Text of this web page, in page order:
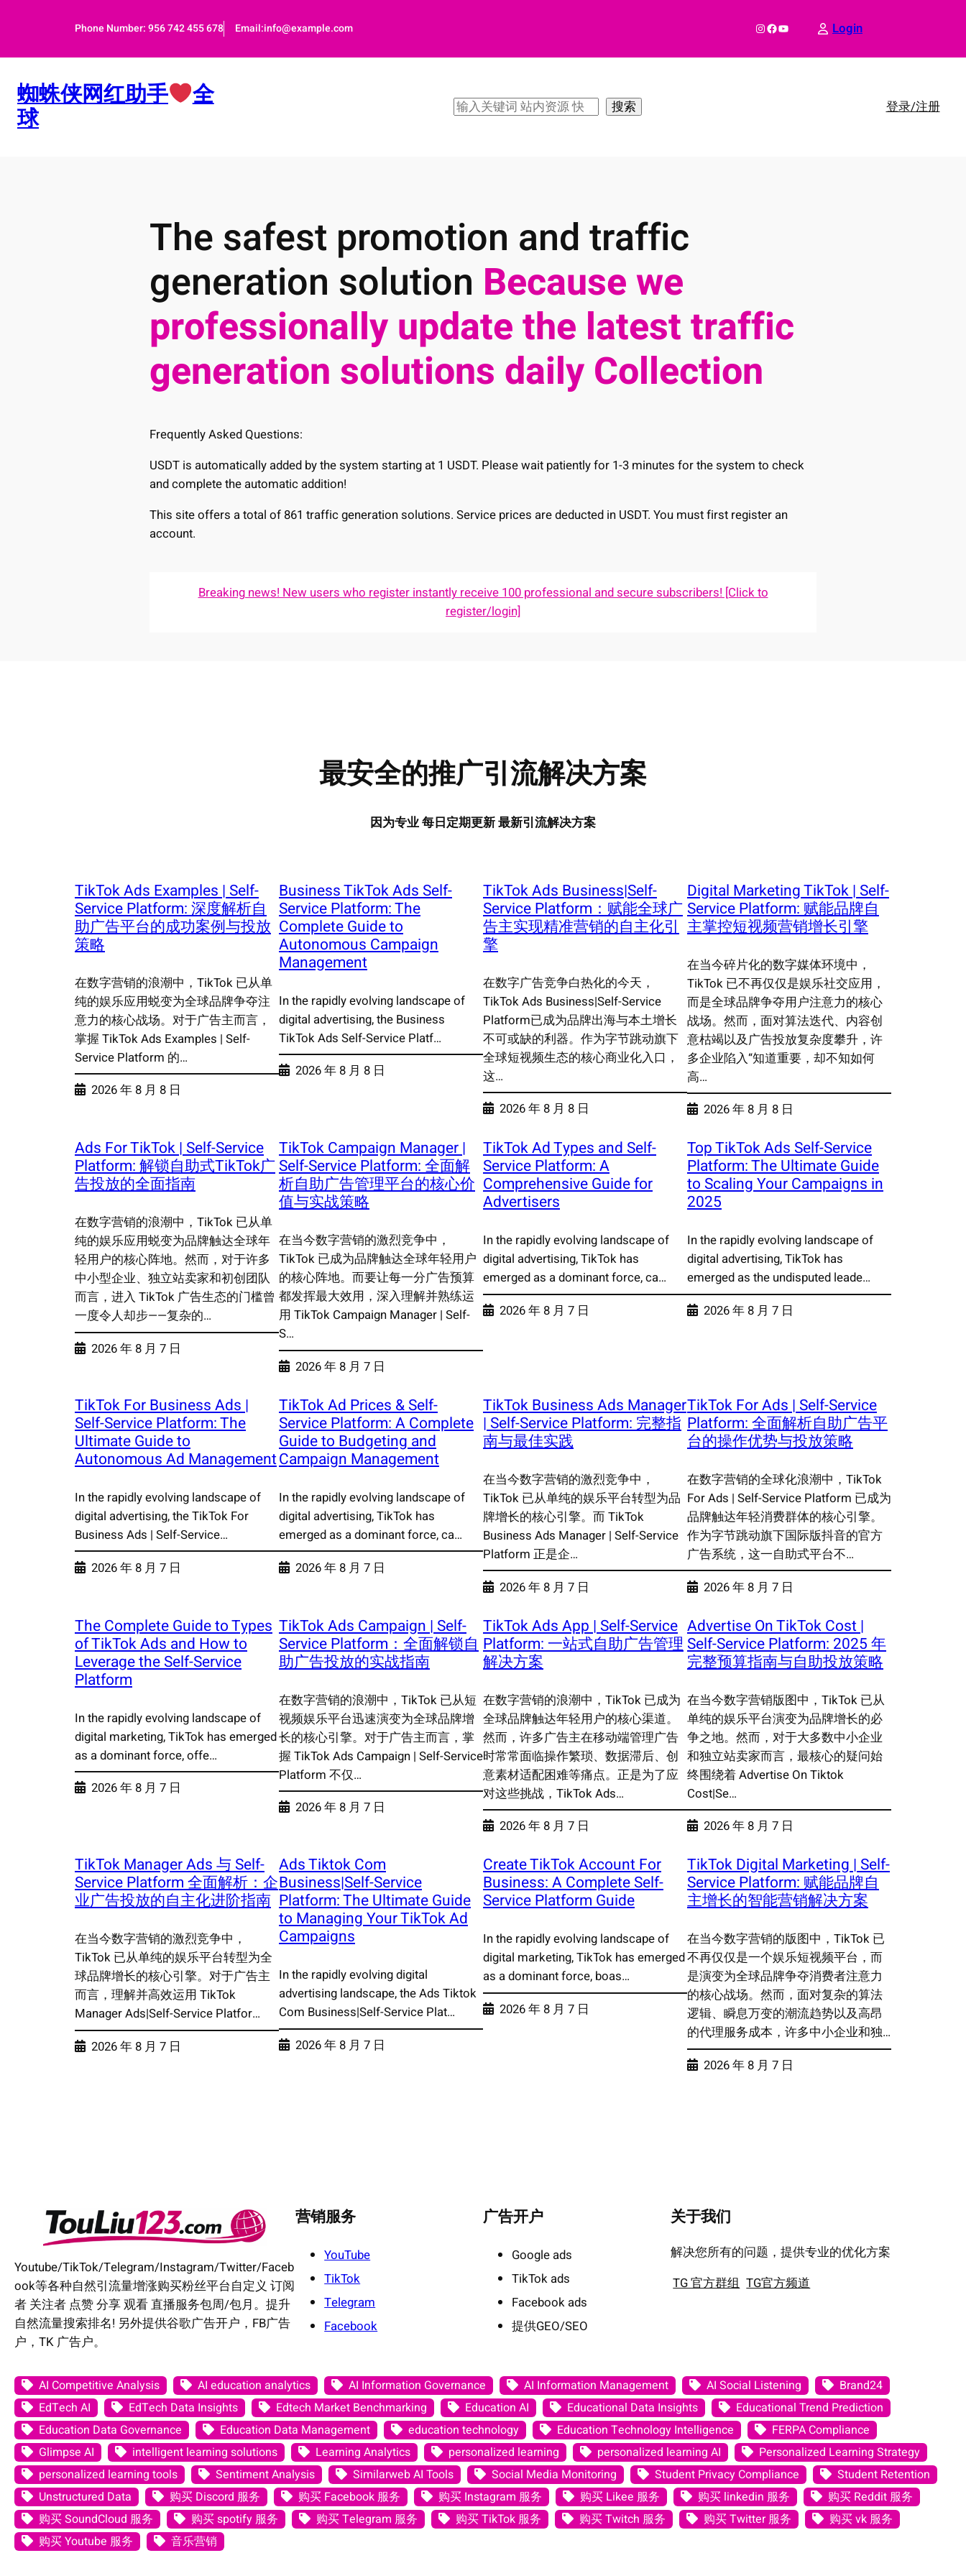
Phone Number: 956 742 455 678 Email:info@example.com InstagramFacebook YouTube Login
蜘蛛侠网红助手 全
球
搜
搜索 登录/注册
The safest promotion and traffic
generation solution Because we
professionally update the latest traffic
generation solutions daily Collection
Frequently Asked Questions:
USDT is automatically added by the system starting at 1 USDT. Please wait patiently for 1-3 minutes for the system to check
and complete the automatic addition!
This site offers a total of 861 traffic generation solutions. Service prices are deducted in USDT. You must first register an
account.
Breaking news! New users who register instantly receive 100 professional and secure subscribers! [Click to
register/login]
最安全的推广引流解决方案
因为专业 每日定期更新 最新引流解决方案
TikTok Ads Examples | Self-
Service Platform: 深度解析自
助广告平台的成功案例与投放
策略
在数字营销的浪潮中，TikTok 已从单
纯的娱乐应用蜕变为全球品牌争夺注
意力的核心战场。对于广告主而言，
掌握 TikTok Ads Examples | Self-
Service Platform 的…
2026 年 8 月 8 日
Business TikTok Ads Self-
Service Platform: The
Complete Guide to
Autonomous Campaign
Management
In the rapidly evolving landscape of
digital advertising, the Business
TikTok Ads Self-Service Platf…
2026 年 8 月 8 日
TikTok Ads Business|Self-
Service Platform：赋能全球广
告主实现精准营销的自主化引
擎
在数字广告竞争白热化的今天，
TikTok Ads Business|Self-Service
Platform已成为品牌出海与本土增长
不可或缺的利器。作为字节跳动旗下
全球短视频生态的核心商业化入口，
这…
2026 年 8 月 8 日
Digital Marketing TikTok | Self-
Service Platform: 赋能品牌自
主掌控短视频营销增长引擎
在当今碎片化的数字媒体环境中，
TikTok 已不再仅仅是娱乐社交应用，
而是全球品牌争夺用户注意力的核心
战场。然而，面对算法迭代、内容创
意枯竭以及广告投放复杂度攀升，许
多企业陷入“知道重要，却不知如何
高…
2026 年 8 月 8 日
Ads For TikTok | Self-Service
Platform: 解锁自助式TikTok广
告投放的全面指南
在数字营销的浪潮中，TikTok 已从单
纯的娱乐应用蜕变为品牌触达全球年
轻用户的核心阵地。然而，对于许多
中小型企业、独立站卖家和初创团队
而言，进入 TikTok 广告生态的门槛曾
一度令人却步——复杂的…
2026 年 8 月 7 日
TikTok Campaign Manager |
Self-Service Platform: 全面解
析自助广告管理平台的核心价
值与实战策略
在当今数字营销的激烈竞争中，
TikTok 已成为品牌触达全球年轻用户
的核心阵地。而要让每一分广告预算
都发挥最大效用，深入理解并熟练运
用 TikTok Campaign Manager | Self-
S…
2026 年 8 月 7 日
TikTok Ad Types and Self-
Service Platform: A
Comprehensive Guide for
Advertisers
In the rapidly evolving landscape of
digital advertising, TikTok has
emerged as a dominant force, ca…
2026 年 8 月 7 日
Top TikTok Ads Self-Service
Platform: The Ultimate Guide
to Scaling Your Campaigns in
2025
In the rapidly evolving landscape of
digital advertising, TikTok has
emerged as the undisputed leade…
2026 年 8 月 7 日
TikTok For Business Ads |
Self-Service Platform: The
Ultimate Guide to
Autonomous Ad Management
In the rapidly evolving landscape of
digital advertising, the TikTok For
Business Ads | Self-Service…
2026 年 8 月 7 日
TikTok Ad Prices & Self-
Service Platform: A Complete
Guide to Budgeting and
Campaign Management
In the rapidly evolving landscape of
digital advertising, TikTok has
emerged as a dominant force, ca…
2026 年 8 月 7 日
TikTok Business Ads Manager
| Self-Service Platform: 完整指
南与最佳实践
在当今数字营销的激烈竞争中，
TikTok 已从单纯的娱乐平台转型为品
牌增长的核心引擎。而 TikTok
Business Ads Manager | Self-Service
Platform 正是企…
2026 年 8 月 7 日
TikTok For Ads | Self-Service
Platform: 全面解析自助广告平
台的操作优势与投放策略
在数字营销的全球化浪潮中，TikTok
For Ads | Self-Service Platform 已成为
品牌触达年轻消费群体的核心引擎。
作为字节跳动旗下国际版抖音的官方
广告系统，这一自助式平台不…
2026 年 8 月 7 日
The Complete Guide to Types
of TikTok Ads and How to
Leverage the Self-Service
Platform
In the rapidly evolving landscape of
digital marketing, TikTok has emerged
as a dominant force, offe…
2026 年 8 月 7 日
TikTok Ads Campaign | Self-
Service Platform：全面解锁自
助广告投放的实战指南
在数字营销的浪潮中，TikTok 已从短
视频娱乐平台迅速演变为全球品牌增
长的核心引擎。对于广告主而言，掌
握 TikTok Ads Campaign | Self-Service
Platform 不仅…
2026 年 8 月 7 日
TikTok Ads App | Self-Service
Platform: 一站式自助广告管理
解决方案
在数字营销的浪潮中，TikTok 已成为
全球品牌触达年轻用户的核心渠道。
然而，许多广告主在移动端管理广告
时常常面临操作繁琐、数据滞后、创
意素材适配困难等痛点。正是为了应
对这些挑战，TikTok Ads…
2026 年 8 月 7 日
Advertise On TikTok Cost |
Self-Service Platform: 2025 年
完整预算指南与自助投放策略
在当今数字营销版图中，TikTok 已从
单纯的娱乐平台演变为品牌增长的必
争之地。然而，对于大多数中小企业
和独立站卖家而言，最核心的疑问始
终围绕着 Advertise On Tiktok
Cost|Se…
2026 年 8 月 7 日
TikTok Manager Ads 与 Self-
Service Platform 全面解析：企
业广告投放的自主化进阶指南
在当今数字营销的激烈竞争中，
TikTok 已从单纯的娱乐平台转型为全
球品牌增长的核心引擎。对于广告主
而言，理解并高效运用 TikTok
Manager Ads|Self-Service Platfor…
2026 年 8 月 7 日
Ads Tiktok Com
Business|Self-Service
Platform: The Ultimate Guide
to Managing Your TikTok Ad
Campaigns
In the rapidly evolving digital
advertising landscape, the Ads Tiktok
Com Business|Self-Service Plat…
2026 年 8 月 7 日
Create TikTok Account For
Business: A Complete Self-
Service Platform Guide
In the rapidly evolving landscape of
digital marketing, TikTok has emerged
as a dominant force, boas…
2026 年 8 月 7 日
TikTok Digital Marketing | Self-
Service Platform: 赋能品牌自
主增长的智能营销解决方案
在当今数字营销的版图中，TikTok 已
不再仅仅是一个娱乐短视频平台，而
是演变为全球品牌争夺消费者注意力
的核心战场。然而，面对复杂的算法
逻辑、瞬息万变的潮流趋势以及高昂
的代理服务成本，许多中小企业和独…
2026 年 8 月 7 日
Youtube/TikTok/Telegram/Instagram/Twitter/Faceb
ook等各种自然引流量增涨购买粉丝平台自定义 订阅
者 关注者 点赞 分享 观看 直播服务包周/包月。提升
自然流量搜索排名! 另外提供谷歌广告开户，FB广告
户，TK 广告户。
营销服务
YouTube
TikTok
Telegram
Facebook
广告开户
Google ads
TikTok ads
Facebook ads
提供GEO/SEO
关于我们
解决您所有的问题，提供专业的优化方案
TG 官方群组 TG官方频道
AI Competitive Analysis AI education analytics AI Information Governance AI Information Management AI Social Listening
Brand24
EdTech AI
EdTech Data Insights Edtech Market Benchmarking Education AI Educational Data Insights
Educational Trend Prediction
Education Data Governance
Education Data Management education technology Education Technology Intelligence
FERPA Compliance
Glimpse AI
intelligent learning solutions Learning Analytics personalized learning personalized learning AI
Personalized Learning Strategy
personalized learning tools
Sentiment Analysis Similarweb AI Tools Social Media Monitoring Student Privacy Compliance
Student Retention
Unstructured Data
购买 Discord 服务 购买 Facebook 服务 购买 Instagram 服务 购买 Likee 服务 购买 linkedin 服务
购买 Reddit 服务
购买 SoundCloud 服务
购买 spotify 服务 购买 Telegram 服务 购买 TikTok 服务 购买 Twitch 服务 购买 Twitter 服务
购买 vk 服务
购买 Youtube 服务
音乐营销